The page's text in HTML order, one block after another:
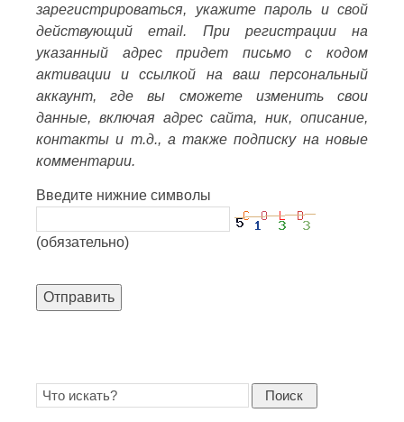
зарегистрироваться, укажите пароль и свой
действующий email. При регистрации на
указанный адрес придет письмо с кодом
активации и ссылкой на ваш персональный
аккаунт, где вы сможете изменить свои
данные, включая адрес сайта, ник, описание,
контакты и т.д., а также подписку на новые
комментарии.
Введите нижние символы
(обязательно)
Отправить
Поиск